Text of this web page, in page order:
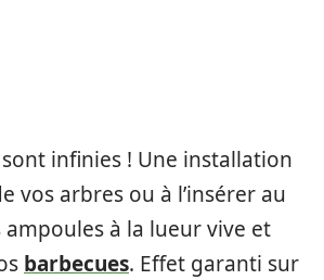
infinies ! Une installation
vos arbres ou à l’insérer au
à la lueur vive et
barbecues. Effet garanti sur